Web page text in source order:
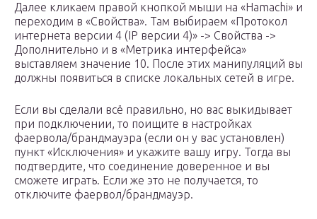
Далее кликаем правой кнопкой мыши на «Hamachi» и
переходим в «Свойства». Там выбираем «Протокол
интернета версии 4 (IP версии 4)» -> Свойства ->
Дополнительно и в «Метрика интерфейса»
выставляем значение 10. После этих манипуляций вы
должны появиться в списке локальных сетей в игре.
Если вы сделали всё правильно, но вас выкидывает
при подключении, то поищите в настройках
фаервола/брандмауэра (если он у вас установлен)
пункт «Исключения» и укажите вашу игру. Тогда вы
подтвердите, что соединение доверенное и вы
сможете играть. Если же это не получается, то
отключите фаервол/брандмауэр.